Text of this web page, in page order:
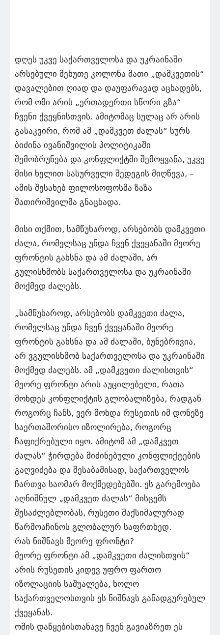
დღეს უკვე საქართველოსა და უკრაინაში
არსებული მეხუთე კოლონა მათი „დამკვეთის“
დავალებით ღიად და დაუფარავად აცხადებს,
რომ ომი არის „ერთადერთი სწორი გზა“
ჩვენი ქვეყნისთვის. ამიტომაც სულაც არ არის
გასაკვირი, რომ ამ „დამკვეთ ძალას“ სურს
ბიძინა ივანიშვილის პოლიტიკაში
შემობრუნება და კონფლიქტში შემოყვანა, უკვე
მისი ხელით სასურველი შედეგის მიღწევა, –
ამის შესახებ ფილოსოფოსმა ზაზა
შათირიშვილმა გნაცხადა.
მისი თქმით, სამწუხაროდ, არსებობს დამკვეთი
ძალა, რომელსაც უნდა ჩვენ ქვეყანაში მეორე
ფრონტის გახსნა და ამ ძალაში, არ
გულისხმობს საქართველოსა და უკრაინაში
მოქმედ ძალებს.
„სამწუხაროდ, არსებობს დამკვეთი ძალა,
რომელსაც უნდა ჩვენ ქვეყანაში მეორე
ფრონტის გახსნა და ამ ძალაში, ბუნებრივია,
არ ვგულისხმობ საქართველოსა და უკრაინაში
მოქმედ ძალებს. ამ „დამკვეთი ძალისთვის“
მეორე ფრონტი არის აუცილებელი, რათა
მოხდეს კონფლიქტის გლობალიზება, რადგან
როგორც ჩანს, ვერ მოხდა რუსეთის იმ დონეზე
საერთაშორისო იზოლირება, როგორც
ჩაფიქრებული იყო. ამიტომ ამ „დამკვეთ
ძალას“ ჭირდება მიძინებული კონფლიქტების
გაღვიძება და შესაბამისად, საქართველოს
ჩართვა საომარ მოქმედებებში. ეს გარემოება
აღნიშნულ „დამკვეთ ძალას“ მისცემს
შესაძლებლობას, რუსეთი მაქსიმალურად
წარმოაჩინოს გლობალურ საფრთხედ.
რას ნიშნავს მეორე ფრონტი?
მეორე ფრონტი ამ „დამკვეთი ძალისთვის“
არის რუსეთის კიდევ უფრო ფართო
იზოლაციის საშუალება, ხოლო
საქართველოსთვის ეს ნიშნავს განადგურებულ
ქვეყანას.
ომის დაწყებისთანავე ჩვენ გავიაზრეთ ეს